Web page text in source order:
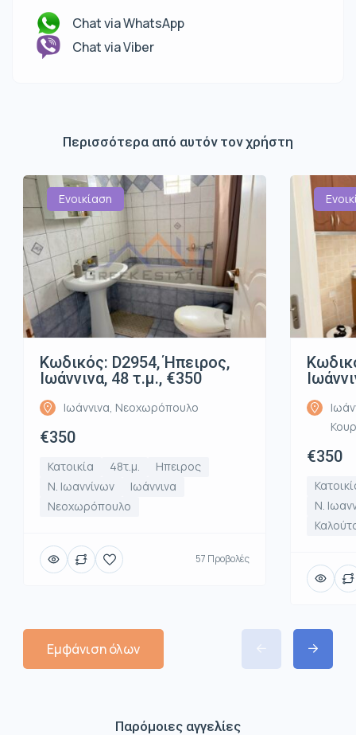
Chat via WhatsApp
Chat via Viber
Περισσότερα από αυτόν τον χρήστη
Ενοικίαση
Κωδικός: D2954, Ήπειρος,
Ιωάννινα, 48 τ.μ., €350
Ιωάννινα, Νεοχωρόπουλο
€350
Κατοικία 48τ.μ.
Ηπειρος
Ν. Ιωαννίνων
Ιωάννινα
Νεοχωρόπουλο
57 Προβολές
€350
Ν.
Εμφάνιση όλων
Παρόμοιες αγγελίες